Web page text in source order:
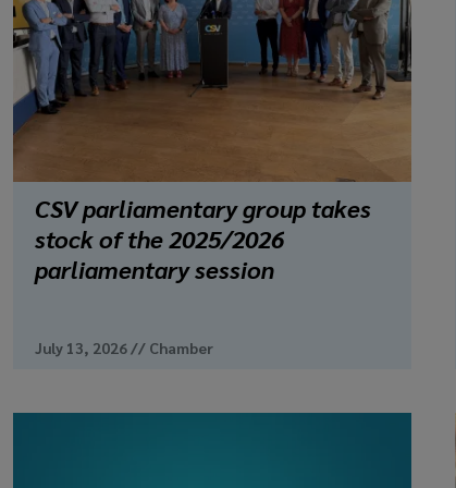
CSV parliamentary group takes
stock of the 2025/2026
parliamentary session
July 13, 2026 // Chamber